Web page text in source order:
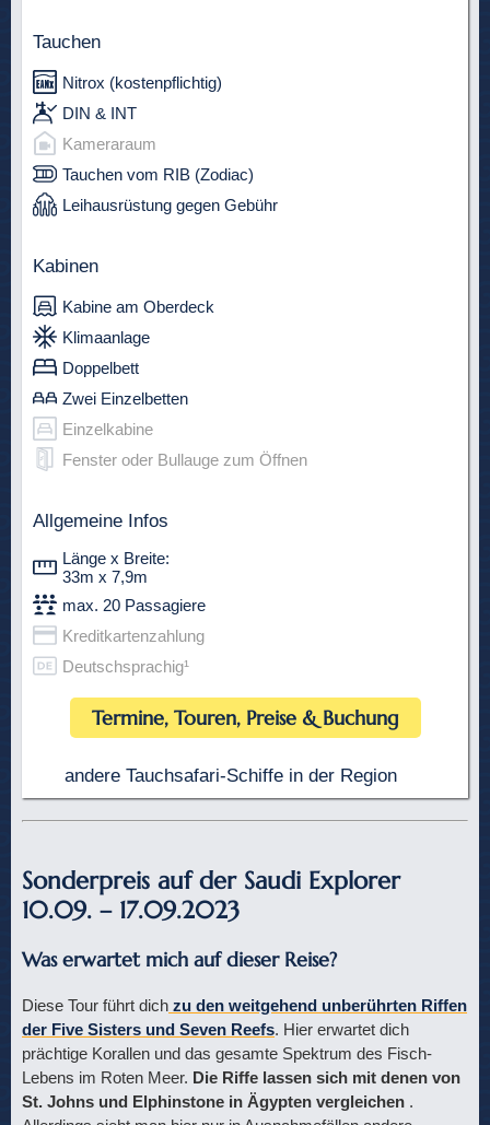
Tauchen
Nitrox (kostenpflichtig)
DIN & INT
Kameraraum
Tauchen vom RIB (Zodiac)
Leihausrüstung gegen Gebühr
Kabinen
Kabine am Oberdeck
Klimaanlage
Doppelbett
Zwei Einzelbetten
Einzelkabine
Fenster oder Bullauge zum Öffnen
Allgemeine Infos
Länge x Breite:
33m x 7,9m
max. 20 Passagiere
Kreditkartenzahlung
Deutschsprachig¹
Termine, Touren, Preise & Buchung
andere Tauchsafari-Schiffe in der Region
Sonderpreis auf der Saudi Explorer
10.09. – 17.09.2023
Was erwartet mich auf dieser Reise?
Diese Tour führt dich zu den weitgehend unberührten Riffen
der Five Sisters und Seven Reefs. Hier erwartet dich
prächtige Korallen und das gesamte Spektrum des Fisch-
Lebens im Roten Meer. Die Riffe lassen sich mit denen von
St. Johns und Elphinstone in Ägypten vergleichen .